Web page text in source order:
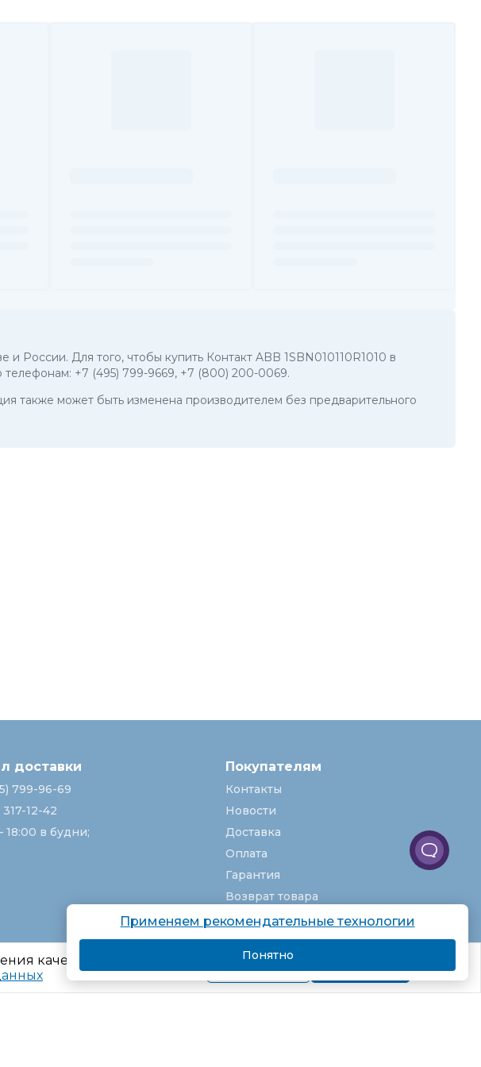
качества рекомендаций.
Подробнее Я согласен
России. Для того, чтобы купить Контакт ABB 1SBN010110R1010 в
телефонам: +7 (495) 799-9669, +7 (800) 200-0069.
также может быть изменена производителем без предварительного
доставки
799-96-69
317-12-42
18:00 в будни;
Покупателям
Контакты
Новости
Доставка
Оплата
Гарантия
Возврат товара
Услуги
О компании
Вакансии
Карта сайта
Применяем рекомендательные технологии
Понятно